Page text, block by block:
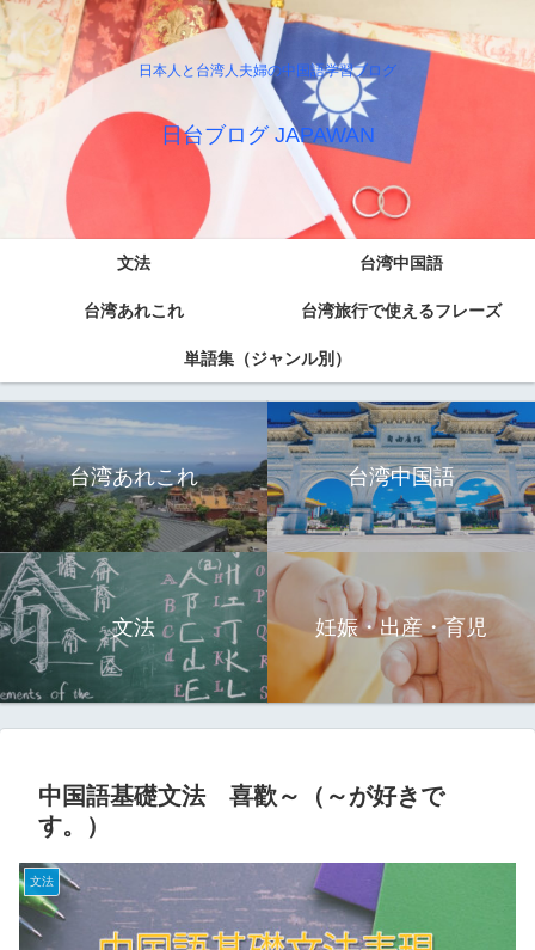
日本人と台湾人夫婦の中国語学習ブログ
日台ブログ JAPAWAN
文法 台湾中国語
台湾あれこれ 台湾旅行で使えるフレーズ
単語集（ジャンル別）
台湾あれこれ 台湾中国語
文法 妊娠・出産・育児
中国語基礎文法 喜歡～（～が好きで
す。）
文法